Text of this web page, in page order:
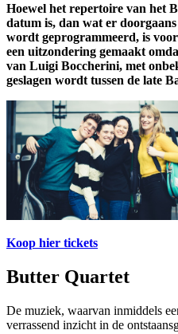
Hoewel het repertoire van het
datum is, dan wat er
wordt geprogrammeerd, is
een uitzondering gemaakt
van Luigi Boccherini, met
geslagen wordt tussen de late
Koop hier tickets
Butter Quartet
De muziek, waarvan inmiddels
verrassend inzicht in de